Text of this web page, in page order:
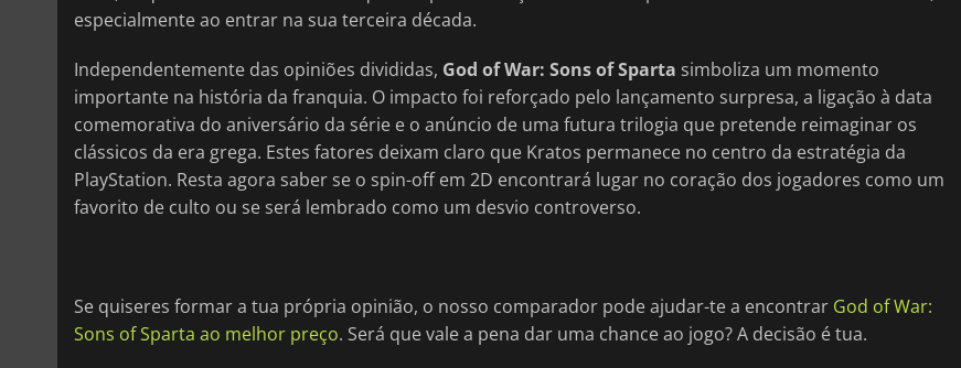
especialmente ao entrar na sua terceira década.
Independentemente das opiniões divididas, God of War: Sons of Sparta simboliza um momento
importante na história da franquia. O impacto foi reforçado pelo lançamento surpresa, a ligação à data
comemorativa do aniversário da série e o anúncio de uma futura trilogia que pretende reimaginar os
clássicos da era grega. Estes fatores deixam claro que Kratos permanece no centro da estratégia da
PlayStation. Resta agora saber se o spin-off em 2D encontrará lugar no coração dos jogadores como um
favorito de culto ou se será lembrado como um desvio controverso.
Se quiseres formar a tua própria opinião, o nosso comparador pode ajudar-te a encontrar God of War:
Sons of Sparta ao melhor preço. Será que vale a pena dar uma chance ao jogo? A decisão é tua.